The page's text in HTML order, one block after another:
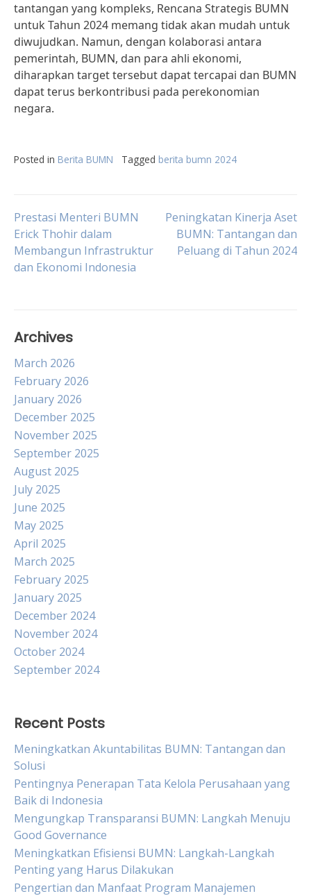
tantangan yang kompleks, Rencana Strategis BUMN
untuk Tahun 2024 memang tidak akan mudah untuk
diwujudkan. Namun, dengan kolaborasi antara
pemerintah, BUMN, dan para ahli ekonomi,
diharapkan target tersebut dapat tercapai dan BUMN
dapat terus berkontribusi pada perekonomian
negara.
Posted in Berita BUMN Tagged berita bumn 2024
Post
navigation
Prestasi Menteri BUMN
Erick Thohir dalam
Membangun Infrastruktur
dan Ekonomi Indonesia
Peningkatan Kinerja Aset
BUMN: Tantangan dan
Peluang di Tahun 2024
Archives
March 2026
February 2026
January 2026
December 2025
November 2025
September 2025
August 2025
July 2025
June 2025
May 2025
April 2025
March 2025
February 2025
January 2025
December 2024
November 2024
October 2024
September 2024
Recent Posts
Meningkatkan Akuntabilitas BUMN: Tantangan dan
Solusi
Pentingnya Penerapan Tata Kelola Perusahaan yang
Baik di Indonesia
Mengungkap Transparansi BUMN: Langkah Menuju
Good Governance
Meningkatkan Efisiensi BUMN: Langkah-Langkah
Penting yang Harus Dilakukan
Pengertian dan Manfaat Program Manajemen